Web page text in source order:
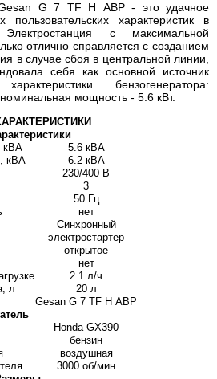
Gesan G 7 TF H АВР - это удачное
пользовательских характеристик в
с максимальной
отлично справляется с созданием
в случае сбоя в центральной линии,
себя как основной источник
бензогенератора:
мощность - 5.6 кВт.
кВА
5.6 кВА
кВА
6.2 кВА
230/400 В
3
50 Гц
нет
Синхронный
электростартер
открытое
нет
2.1 л/ч
л
20 л
Gesan G 7 TF H АВР
Honda GX390
бензин
воздушная
3000 об/мин